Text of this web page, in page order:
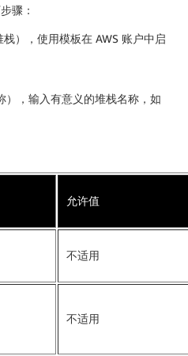
骤：
栈），使用模板在 AWS 账户中启
），输入有意义的堆栈名称，如
允许值
不适用
不适用